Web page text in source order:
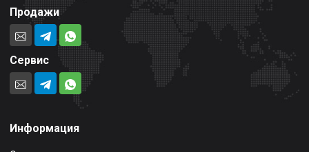
Продажи
Сервис
Информация